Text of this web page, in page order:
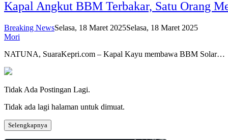
Kapal Angkut BBM Terbakar, Satu Orang
Breaking NewsSelasa, 18 Maret 2025Selasa, 18 Maret 2025
Mori
NATUNA, SuaraKepri.com – Kapal Kayu membawa BBM Solar…
Tidak Ada Postingan Lagi.
Tidak ada lagi halaman untuk dimuat.
Selengkapnya